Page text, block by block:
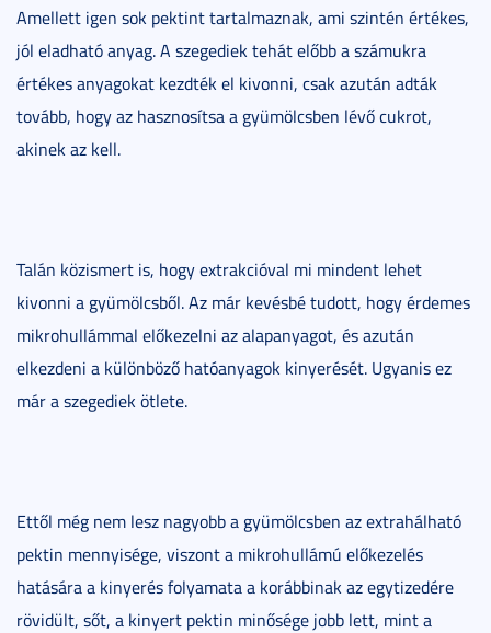
Amellett igen sok pektint tartalmaznak, ami szintén értékes,
jól eladható anyag. A szegediek tehát előbb a számukra
értékes anyagokat kezdték el kivonni, csak azután adták
tovább, hogy az hasznosítsa a gyümölcsben lévő cukrot,
akinek az kell.
Talán közismert is, hogy extrakcióval mi mindent lehet
kivonni a gyümölcsből. Az már kevésbé tudott, hogy érdemes
mikrohullámmal előkezelni az alapanyagot, és azután
elkezdeni a különböző hatóanyagok kinyerését. Ugyanis ez
már a szegediek ötlete.
Ettől még nem lesz nagyobb a gyümölcsben az extrahálható
pektin mennyisége, viszont a mikrohullámú előkezelés
hatására a kinyerés folyamata a korábbinak az egytizedére
rövidült, sőt, a kinyert pektin minősége jobb lett, mint a